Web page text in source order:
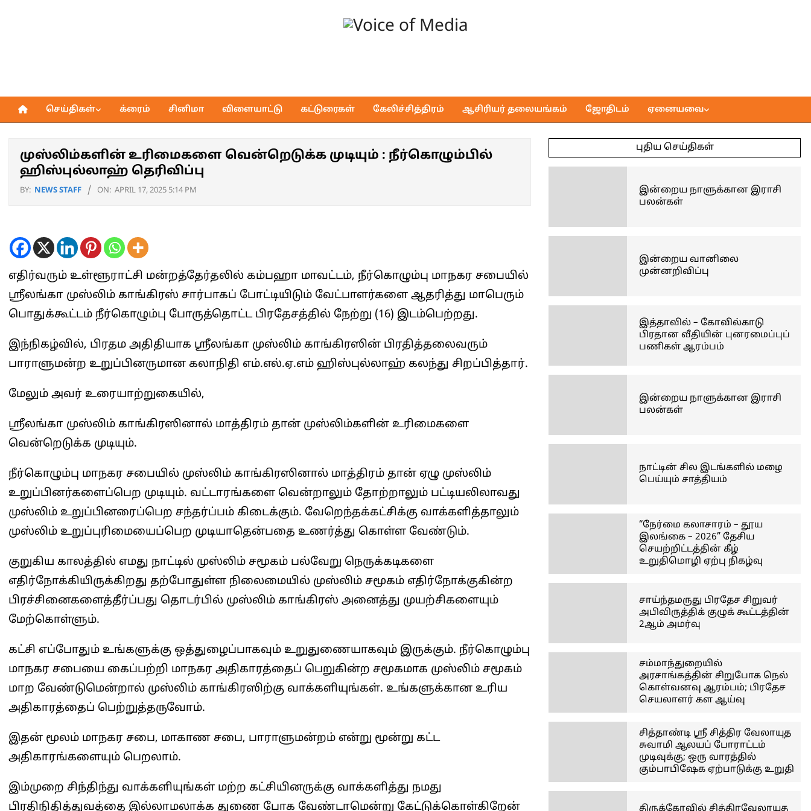
of
Media
Primary
செய்திகள் க்ரைம் சினிமா விளையாட்டு கட்டுரைகள் கேலிச்சித்திரம் ஆசிரியர் தலையங்கம் ஜோதிடம் ஏனையவை
முஸ்லிம்களின் உரிமைகளை வென்றெடுக்க முடியும் : நீர்கொழும்பில்
ஹிஸ்புல்லாஹ் தெரிவிப்பு
BY: NEWS STAFF ON: APRIL 17, 2025 5:14 PM
எதிர்வரும் உள்ளூராட்சி மன்றத்தேர்தலில் கம்பஹா மாவட்டம், நீர்கொழும்பு மாநகர சபையில்
ஸ்ரீலங்கா முஸ்லிம் காங்கிரஸ் சார்பாகப் போட்டியிடும் வேட்பாளர்களை ஆதரித்து மாபெரும்
பொதுக்கூட்டம் நீர்கொழும்பு போருத்தொட்ட பிரதேசத்தில் நேற்று (16) இடம்பெற்றது.
இந்நிகழ்வில், பிரதம அதிதியாக ஸ்ரீலங்கா முஸ்லிம் காங்கிரஸின் பிரதித்தலைவரும்
பாராளுமன்ற உறுப்பினருமான கலாநிதி எம்.எல்.ஏ.எம் ஹிஸ்புல்லாஹ் கலந்து சிறப்பித்தார்.
மேலும் அவர் உரையாற்றுகையில்,
ஸ்ரீலங்கா முஸ்லிம் காங்கிரஸினால் மாத்திரம் தான் முஸ்லிம்களின் உரிமைகளை
வென்றெடுக்க முடியும்.
நீர்கொழும்பு மாநகர சபையில் முஸ்லிம் காங்கிரஸினால் மாத்திரம் தான் ஏழு முஸ்லிம்
உறுப்பினர்களைப்பெற முடியும். வட்டாரங்களை வென்றாலும் தோற்றாலும் பட்டியலிலாவது
முஸ்லிம் உறுப்பினரைப்பெற சந்தர்ப்பம் கிடைக்கும். வேறெந்தக்கட்சிக்கு வாக்களித்தாலும்
முஸ்லிம் உறுப்புரிமையைப்பெற முடியாதென்பதை உணர்த்து கொள்ள வேண்டும்.
குறுகிய காலத்தில் எமது நாட்டில் முஸ்லிம் சமூகம் பல்வேறு நெருக்கடிகளை
எதிர்நோக்கியிருக்கிறது தற்போதுள்ள நிலைமையில் முஸ்லிம் சமூகம் எதிர்நோக்குகின்ற
பிரச்சினைகளைத்தீர்ப்பது தொடர்பில் முஸ்லிம் காங்கிரஸ் அனைத்து முயற்சிகளையும்
மேற்கொள்ளும்.
கட்சி எப்போதும் உங்களுக்கு ஒத்துழைப்பாகவும் உறுதுணையாகவும் இருக்கும். நீர்கொழும்பு
மாநகர சபையை கைப்பற்றி மாநகர அதிகாரத்தைப் பெறுகின்ற சமூகமாக முஸ்லிம் சமூகம்
மாற வேண்டுமென்றால் முஸ்லிம் காங்கிரஸிற்கு வாக்களியுங்கள். உங்களுக்கான உரிய
அதிகாரத்தைப் பெற்றுத்தருவோம்.
இதன் மூலம் மாநகர சபை, மாகாண சபை, பாராளுமன்றம் என்று மூன்று கட்ட
அதிகாரங்களையும் பெறலாம்.
இம்முறை சிந்திந்து வாக்களியுங்கள் மற்ற கட்சியினருக்கு வாக்களித்து நமது
பிரதிநிதித்துவத்தை இல்லாமலாக்க துணை போக வேண்டாமென்று கேட்டுக்கொள்கிறேன்
புதிய செய்திகள்
இன்றைய நாளுக்கான இராசி
பலன்கள்
இன்றைய வானிலை
முன்னறிவிப்பு
இத்தாவில் – கோவில்காடு
பிரதான வீதியின் புனரமைப்புப்
பணிகள் ஆரம்பம்
இன்றைய நாளுக்கான இராசி
பலன்கள்
நாட்டின் சில இடங்களில் மழை
பெய்யும் சாத்தியம்
“நேர்மை கலாசாரம் – தூய
இலங்கை – 2026” தேசிய
செயற்றிட்டத்தின் கீழ்
உறுதிமொழி ஏற்பு நிகழ்வு
சாய்ந்தமருது பிரதேச சிறுவர்
அபிவிருத்திக் குழுக் கூட்டத்தின்
2ஆம் அமர்வு
சம்மாந்துறையில்
அரசாங்கத்தின் சிறுபோக நெல்
கொள்வனவு ஆரம்பம்; பிரதேச
செயலாளர் கள ஆய்வு
சித்தாண்டி ஸ்ரீ சித்திர வேலாயுத
சுவாமி ஆலயப் போராட்டம்
முடிவுக்கு; ஒரு வாரத்தில்
கும்பாபிஷேக ஏற்பாடுக்கு உறுதி